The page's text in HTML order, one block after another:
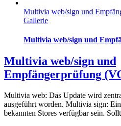
Multivia web/sign und
Gallerie
Multivia web/sign und
Multivia web/sign und
Empfängerprüfung
Multivia web: Das Update wird
ausgeführt worden. Multivia sign:
bekannten Stores verfügbar sein.